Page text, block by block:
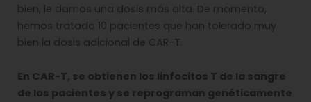
bien, le damos una dosis más alta. De momento,
hemos tratado 10 pacientes que han tolerado muy
bien la dosis adicional de CAR-T.
En CAR-T, se obtienen los linfocitos T de la sangre
de los pacientes y se reprograman genéticamente